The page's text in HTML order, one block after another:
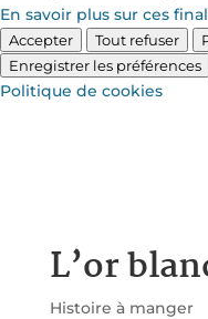
En savoir plus sur ces
Accepter Tout refuser
Enregistrer les préférences
Politique de cookies
L’or
Histoire à manger